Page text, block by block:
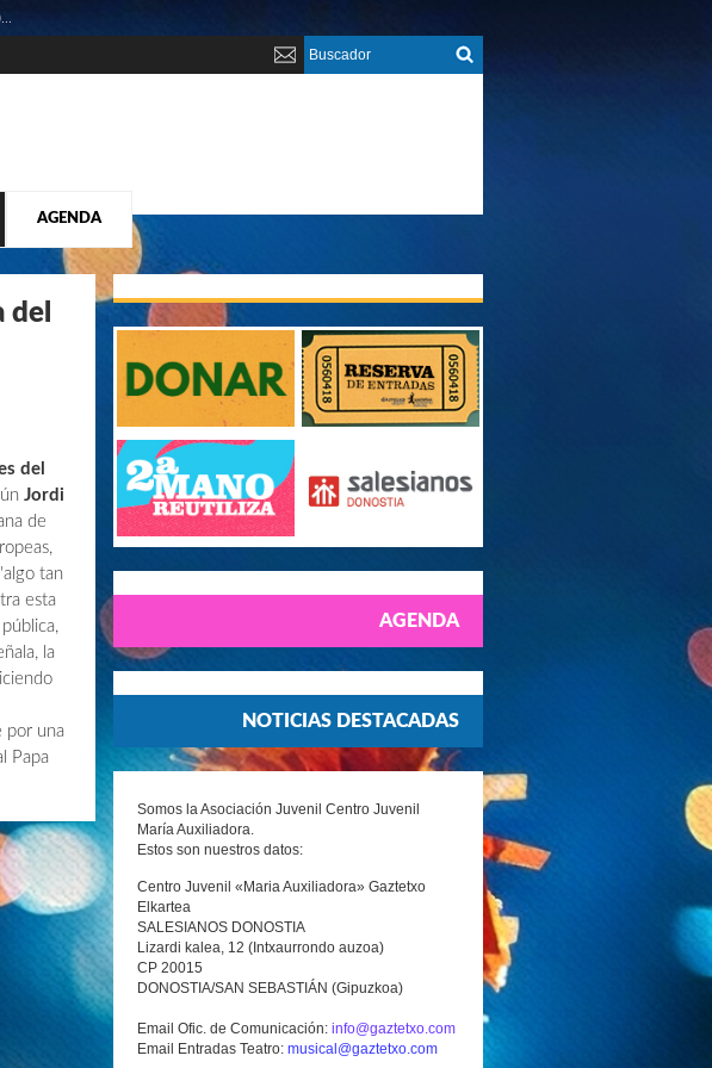
RUBÉN!MANO VENTA
VIDEOS
AGENDA
AGENDA
NOTICIAS DESTACADAS
Somos la Asociación Juvenil Centro Juvenil
María Auxiliadora.
Estos son nuestros datos:
Centro Juvenil «Maria Auxiliadora» Gaztetxo
Elkartea
SALESIANOS DONOSTIA
Lizardi kalea, 12 (Intxaurrondo auzoa)
CP 20015
DONOSTIA/SAN SEBASTIÁN (Gipuzkoa)
Email Ofic. de Comunicación: info@gaztetxo.com
Email Entradas Teatro: musical@gaztetxo.com
del
del
Jordi
de
tan
esta
la
por una
Papa